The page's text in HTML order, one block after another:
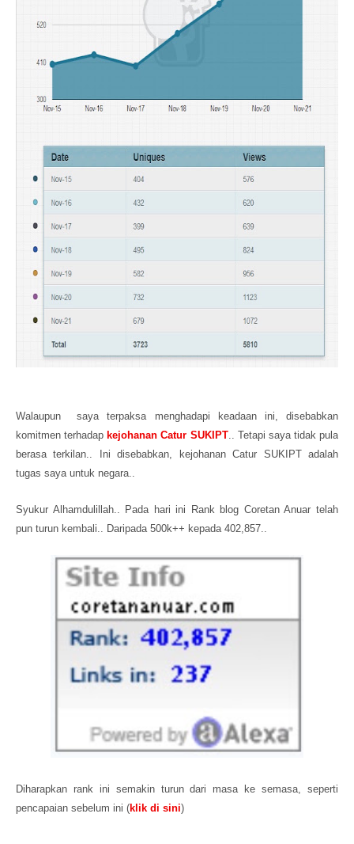
Walaupun saya terpaksa menghadapi keadaan ini, disebabkan
komitmen terhadap kejohanan Catur SUKIPT.. Tetapi saya tidak pula
berasa terkilan.. Ini disebabkan, kejohanan Catur SUKIPT adalah
tugas saya untuk negara..
Syukur Alhamdulillah.. Pada hari ini Rank blog Coretan Anuar telah
pun turun kembali.. Daripada 500k++ kepada 402,857..
Diharapkan rank ini semakin turun dari masa ke semasa, seperti
pencapaian sebelum ini (klik di sini)